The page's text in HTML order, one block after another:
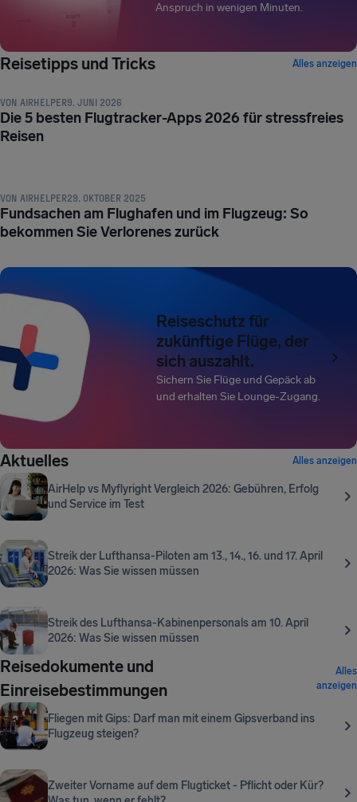
Anspruch in wenigen Minuten.
Reisetipps und Tricks Alles anzeigen
REISETIPPS UND TRICKS
VON AIRHELPER9. JUNI 2026
Die 5 besten Flugtracker-Apps 2026 für stressfreies
Reisen
VON AIRHELPER29. OKTOBER 2025
Fundsachen am Flughafen und im Flugzeug: So
bekommen Sie Verlorenes zurück
Reiseschutz für
zukünftige Flüge, der
sich auszahlt.
Sichern Sie Flüge und Gepäck ab
und erhalten Sie Lounge-Zugang.
Aktuelles Alles anzeigen
AirHelp vs Myflyright Vergleich 2026: Gebühren, Erfolg
und Service im Test
Streik der Lufthansa-Piloten am 13., 14., 16. und 17. April
2026: Was Sie wissen müssen
Streik des Lufthansa-Kabinenpersonals am 10. April
2026: Was Sie wissen müssen
Reisedokumente und
Einreisebestimmungen
Alles
anzeigen
Fliegen mit Gips: Darf man mit einem Gipsverband ins
Flugzeug steigen?
Zweiter Vorname auf dem Flugticket - Pflicht oder Kür?